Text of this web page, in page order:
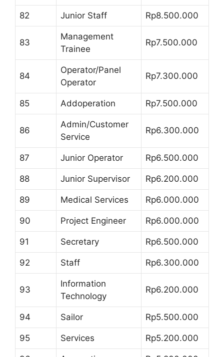
82 Junior Staff Rp8.500.000
83
Management
Trainee
Rp7.500.000
84
Operator/Panel
Operator
Rp7.300.000
85 Addoperation Rp7.500.000
86
Admin/Customer
Service
Rp6.300.000
87 Junior Operator Rp6.500.000
88 Junior Supervisor Rp6.200.000
89 Medical Services Rp6.000.000
90 Project Engineer Rp6.000.000
91 Secretary Rp6.500.000
92 Staff Rp6.300.000
93
Information
Technology
Rp6.200.000
94 Sailor Rp5.500.000
95 Services Rp5.200.000